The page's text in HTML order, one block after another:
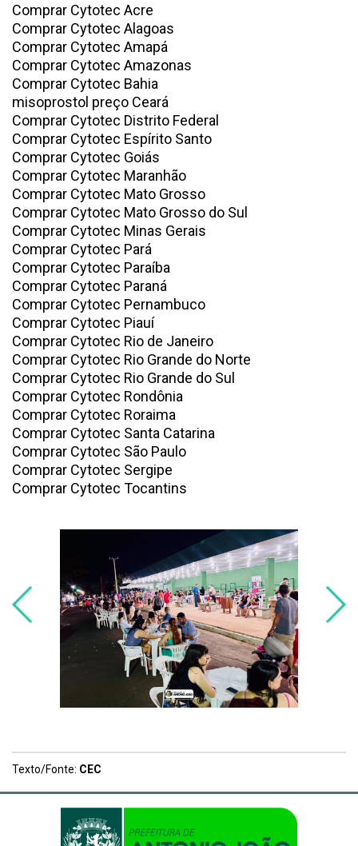
Comprar Cytotec Acre
Comprar Cytotec Alagoas
Comprar Cytotec Amapá
Comprar Cytotec Amazonas
Comprar Cytotec Bahia
misoprostol preço Ceará
Comprar Cytotec Distrito Federal
Comprar Cytotec Espírito Santo
Comprar Cytotec Goiás
Comprar Cytotec Maranhão
Comprar Cytotec Mato Grosso
Comprar Cytotec Mato Grosso do Sul
Comprar Cytotec Minas Gerais
Comprar Cytotec Pará
Comprar Cytotec Paraíba
Comprar Cytotec Paraná
Comprar Cytotec Pernambuco
Comprar Cytotec Piauí
Comprar Cytotec Rio de Janeiro
Comprar Cytotec Rio Grande do Norte
Comprar Cytotec Rio Grande do Sul
Comprar Cytotec Rondônia
Comprar Cytotec Roraima
Comprar Cytotec Santa Catarina
Comprar Cytotec São Paulo
Comprar Cytotec Sergipe
Comprar Cytotec Tocantins
Texto/Fonte: CEC